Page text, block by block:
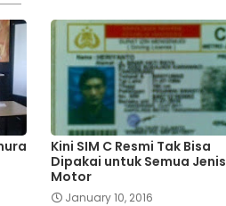
Kini SIM C Resmi Tak Bisa
Dipakai untuk Semua Jenis
Motor
January 10, 2016